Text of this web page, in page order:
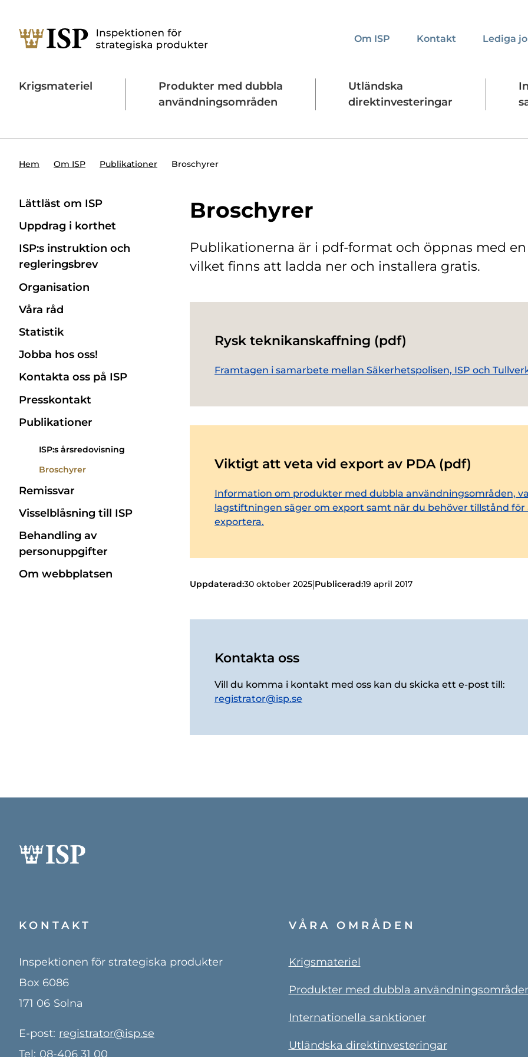
Utländska direktinvesteringar Kontakta oss Presskontakt Forskningssäkerhet
Om ISP Kontakt Lediga
Krigsmateriel
Produkter med dubbla
användningsområden
Utländska
direktinvesteringar
Hem Om ISP Publikationer Broschyrer
Lättläst om ISP
Uppdrag i korthet
ISP:s instruktion och
regleringsbrev
Organisation
Våra råd
Statistik
Jobba hos oss!
Kontakta oss på ISP
Presskontakt
Publikationer
ISP:s årsredovisning
Broschyrer
Remissvar
Visselblåsning till ISP
Behandling av
personuppgifter
Om webbplatsen
Broschyrer
Publikationerna är i pdf-format och öppnas med en
vilket finns att ladda ner och installera gratis.
Rysk teknikanskaffning (pdf)
Framtagen i samarbete mellan Säkerhetspolisen, ISP och
Viktigt att veta vid export av PDA (pdf)
Information om produkter med dubbla användningsområden,
lagstiftningen säger om export samt när du behöver tillstånd för
exportera.
Uppdaterad:30 oktober 2025|Publicerad:19 april 2017
Kontakta oss
Vill du komma i kontakt med oss kan du skicka ett e-post till:
registrator@isp.se
KONTAKT
Inspektionen för strategiska produkter
Box 6086
171 06 Solna
E-post: registrator@isp.se
Tel: 08-406 31 00
VÅRA OMRÅDEN
Krigsmateriel
Produkter med dubbla
Internationella sanktioner
Utländska direktinvesteringar